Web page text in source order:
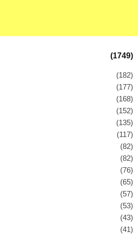
(1749)
(182)
(177)
(168)
(152)
(135)
(117)
(82)
(82)
(76)
(65)
(57)
(53)
(43)
(41)